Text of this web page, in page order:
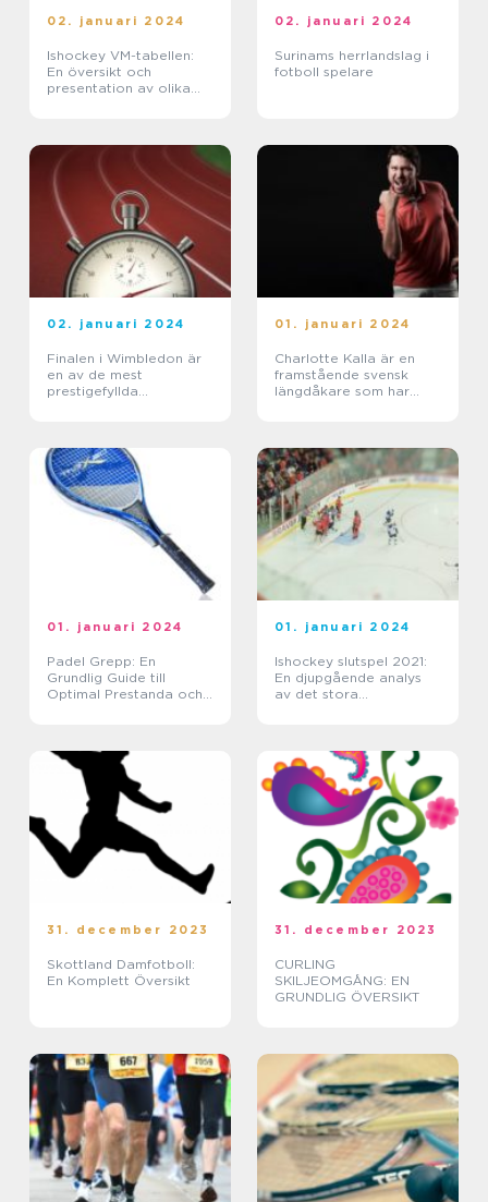
02. januari 2024
Ishockey VM-tabellen:
En översikt och
presentation av olika
02. januari 2024
Surinams herrlandslag i
fotboll spelare
02. januari 2024
Finalen i Wimbledon är
en av de mest
prestigefyllda
över mer än 140 år
01. januari 2024
Charlotte Kalla är en
framstående svensk
längdåkare som har
01. januari 2024
Padel Grepp: En
Grundlig Guide till
Optimal Prestanda och
01. januari 2024
Ishockey slutspel 2021:
En djupgående analys
av det stora
31. december 2023
Skottland Damfotboll:
En Komplett Översikt
31. december 2023
CURLING
SKILJEOMGÅNG: EN
GRUNDLIG ÖVERSIKT